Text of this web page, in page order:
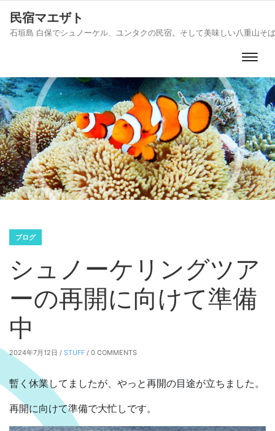
民宿マエザト
石垣島 白保でシュノーケル、ユンタクの民宿。そして美味しい八重山そ
ブログ
シュノーケリングツア
ーの再開に向けて準備
中
2024年7月12日 / STUFF / 0 COMMENTS
暫く休業してましたが、やっと再開の目途が立ちました。
再開に向けて準備で大忙しです。